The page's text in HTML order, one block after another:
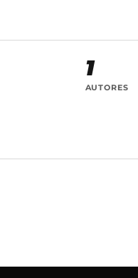
1
AUTORES